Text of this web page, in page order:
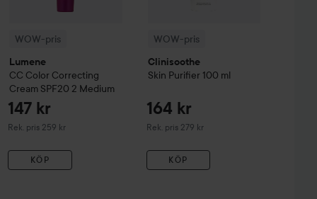
WOW-pris
Lumene
CC Color Correcting
Cream SPF20 2 Medium
147 kr
Rek. pris 259 kr
Rekommenderat pris 259 kr
KÖP
WOW-pris
Clinisoothe
Skin Purifier 100 ml
164 kr
Rek. pris 279 kr
Rekommenderat pris 279 kr
KÖP